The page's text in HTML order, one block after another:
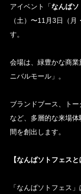
アイベント「なんばソ
（土）〜11月3日（
す。
会場は、緑豊かな商
ニバルモール」。
ブランドブース、ト
など、多層的な来場体
間を創出します。
【なんばソトフェスと
「なんばソトフェス